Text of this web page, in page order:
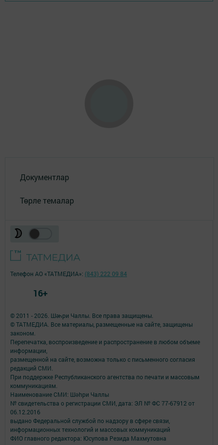
Документлар
Төрле темалар
© 2011 - 2026. Шәһри Чаллы. Все права защищены.
© ТАТМЕДИА. Все материалы, размещенные на сайте, защищены
законом.
Перепечатка, воспроизведение и распространение в любом объеме
информации,
размещенной на сайте, возможна только с письменного согласия
редакций СМИ.
При поддержке Республиканского агентства по печати и массовым
коммуникациям.
Наименование СМИ: Шəhри Чаллы
№ свидетельства о регистрации СМИ, дата: ЭЛ № ФС 77-67912 от
06.12.2016
выдано Федеральной службой по надзору в сфере связи,
информационных технологий и массовых коммуникаций
ФИО главного редактора: Юсупова Резида Махмутовна
Телефон АО «ТАТМЕДИА»: (843) 222 09 84
16+